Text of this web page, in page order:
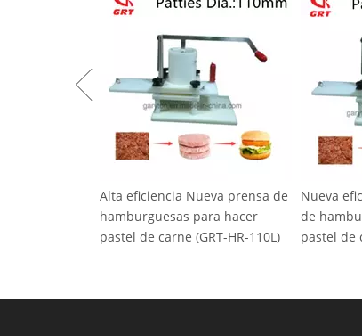
Nueva prensa de
(GRT-HR-110L)
Nueva eficiencia nueva prensa
de hamburguesas para hacer
pastel de carne (GRT-HR-130L)